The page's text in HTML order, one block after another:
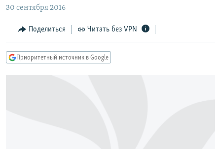
основному
Вернутся
главной
навигации
Вернутся
ЦИТАТЫ СВОБОДЫ
МНЕНИЯ
IDEL.РЕАЛИИ
30 сентября 2016
Поделиться Читать без VPN
Приоритетный источник в Google